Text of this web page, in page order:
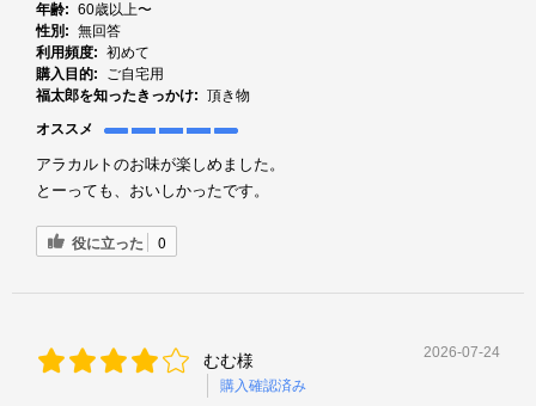
年齢: 60歳以上〜
性別: 無回答
利用頻度: 初めて
購入目的:
ご自宅用
福太郎を知ったきっかけ: 頂き物
オススメ
アラカルトのお味が楽しめました。
とーっても、おいしかったです。
役に立った 0
むむ様
購入確認済み
2026-07-24